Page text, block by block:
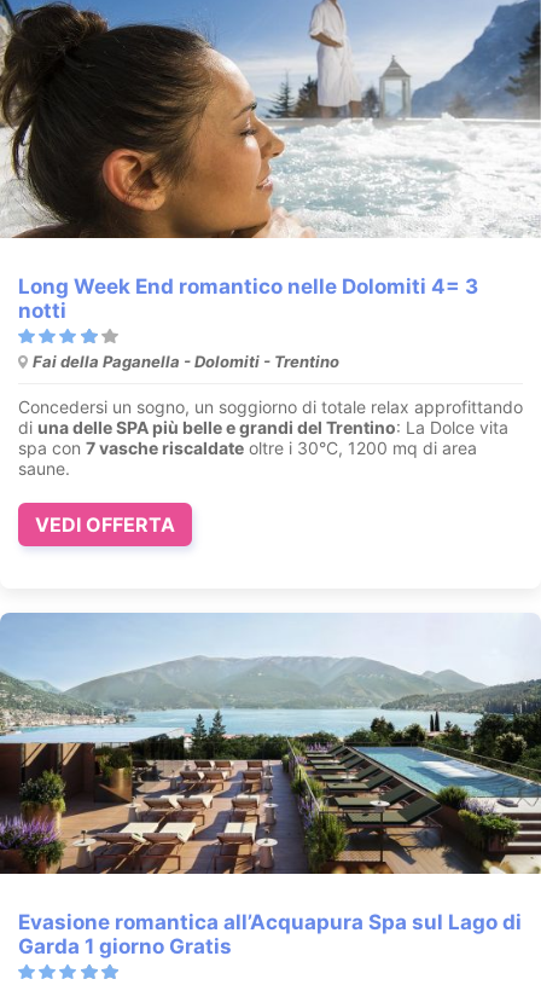
Long Week End romantico nelle Dolomiti 4= 3
notti
Fai della Paganella - Dolomiti - Trentino
Concedersi un sogno, un soggiorno di totale relax approfittando
di una delle SPA più belle e grandi del Trentino: La Dolce vita
spa con 7 vasche riscaldate oltre i 30°C, 1200 mq di area
saune.
VEDI OFFERTA
Evasione romantica all’Acquapura Spa sul Lago di
Garda 1 giorno Gratis